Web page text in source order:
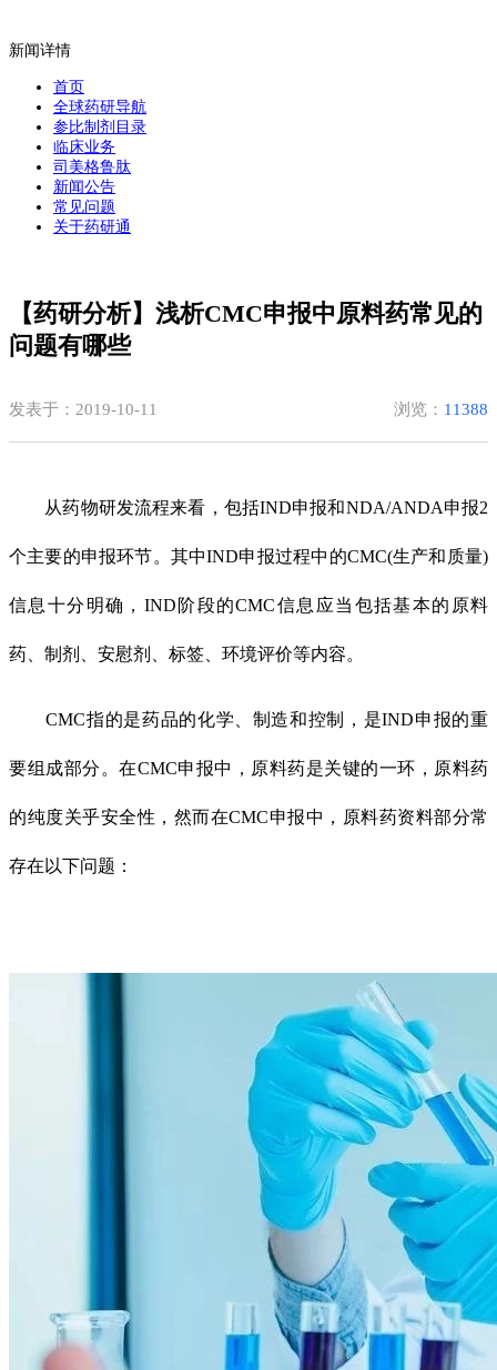
新闻详情
首页
全球药研导航
参比制剂目录
临床业务
司美格鲁肽
新闻公告
常见问题
关于药研通
【药研分析】浅析CMC申报中原料药常见的
问题有哪些
发表于：2019-10-11 浏览： 11388
从药物研发流程来看，包括IND申报和NDA/ANDA申报2
个主要的申报环节。其中IND申报过程中的CMC(生产和质量)
信息十分明确，IND阶段的CMC信息应当包括基本的原料
药、制剂、安慰剂、标签、环境评价等内容。
CMC指的是药品的化学、制造和控制，是IND申报的重
要组成部分。在CMC申报中，原料药是关键的一环，原料药
的纯度关乎安全性，然而在CMC申报中，原料药资料部分常
存在以下问题：